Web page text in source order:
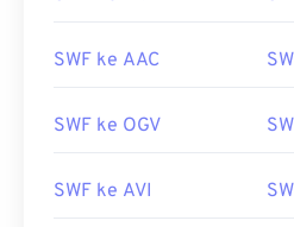
SWF ke AAC
SWF ke OGV
SWF ke AVI